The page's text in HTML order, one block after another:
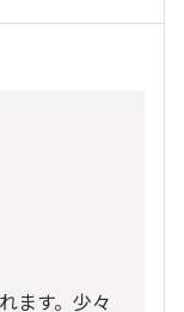
ます。少々